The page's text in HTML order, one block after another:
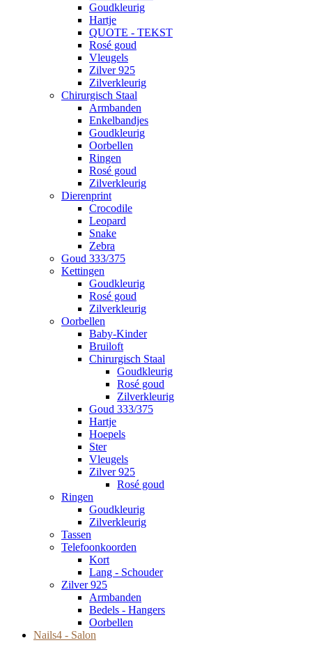
Goudkleurig
Hartje
QUOTE - TEKST
Rosé goud
Vleugels
Zilver 925
Zilverkleurig
Chirurgisch Staal
Armbanden
Enkelbandjes
Goudkleurig
Oorbellen
Ringen
Rosé goud
Zilverkleurig
Dierenprint
Crocodile
Leopard
Snake
Zebra
Goud 333/375
Kettingen
Goudkleurig
Rosé goud
Zilverkleurig
Oorbellen
Baby-Kinder
Bruiloft
Chirurgisch Staal
Goudkleurig
Rosé goud
Zilverkleurig
Goud 333/375
Hartje
Hoepels
Ster
Vleugels
Zilver 925
Rosé goud
Ringen
Goudkleurig
Zilverkleurig
Tassen
Telefoonkoorden
Kort
Lang - Schouder
Zilver 925
Armbanden
Bedels - Hangers
Oorbellen
Nails4 - Salon